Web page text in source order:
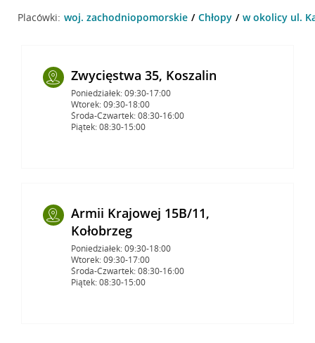
Placówki: woj. zachodniopomorskie Chłopy w okolicy ul.
Zwycięstwa 35, Koszalin
Poniedziałek: 09:30-17:00
Wtorek: 09:30-18:00
Środa-Czwartek: 08:30-16:00
Piątek: 08:30-15:00
Armii Krajowej 15B/11,
Kołobrzeg
Poniedziałek: 09:30-18:00
Wtorek: 09:30-17:00
Środa-Czwartek: 08:30-16:00
Piątek: 08:30-15:00